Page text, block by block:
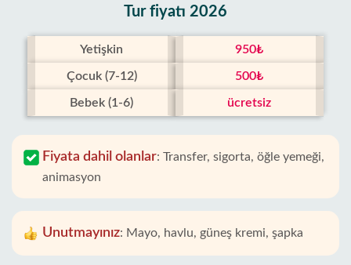
Tur fiyatı 2026
Yetişkin 950₺
Çocuk (7-12) 500₺
Bebek (1-6) ücretsiz
Fiyata dahil olanlar: Transfer, sigorta, öğle yemeği,
animasyon
Unutmayınız: Mayo, havlu, güneş kremi, şapka